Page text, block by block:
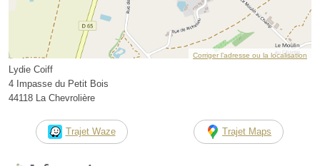
Corriger l’adresse ou la localisation
Lydie Coiff
4 Impasse du Petit Bois
44118 La Chevrolière
Trajet Waze Trajet Maps